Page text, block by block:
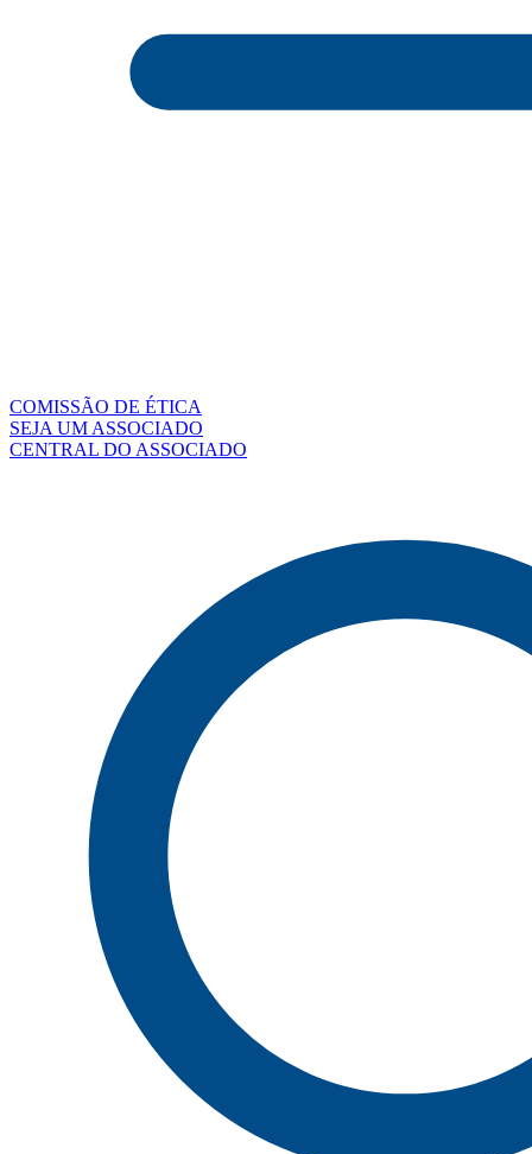
COMISSÃO DE ÉTICA
SEJA UM ASSOCIADO
CENTRAL DO ASSOCIADO